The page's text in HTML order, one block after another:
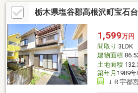
栃木県塩谷郡高根沢町宝石
1,599万円
間取り 3LDK
建物面積
土地面積
築年月 1989
ＪＲ宇都